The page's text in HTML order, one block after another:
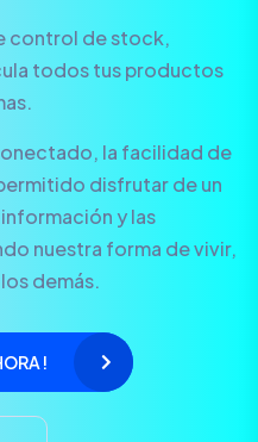
control de stock,
todos tus productos
la facilidad de
disfrutar de un
y las
nuestra forma de vivir,
demás.